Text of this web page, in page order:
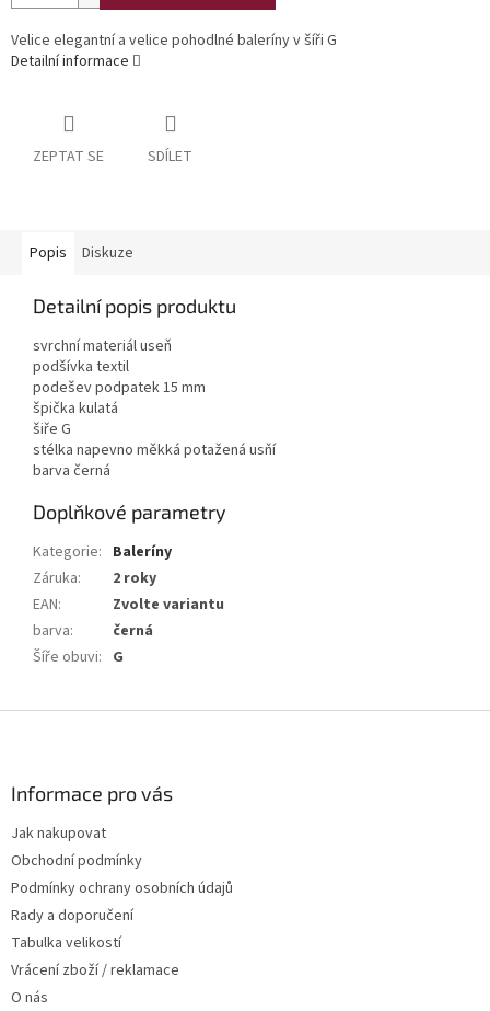
Velice elegantní a velice pohodlné baleríny v šíři G
Detailní informace
ZEPTAT SE SDÍLET
Popis Diskuze
Detailní popis produktu
svrchní materiál useň
podšívka textil
podešev podpatek 15 mm
špička kulatá
šiře G
stélka napevno měkká potažená usňí
barva černá
Doplňkové parametry
Kategorie: Baleríny
Záruka:
2 roky
EAN:
Zvolte variantu
barva:
černá
Šíře obuvi: G
Informace pro vás
Jak nakupovat
Obchodní podmínky
Podmínky ochrany osobních údajů
Rady a doporučení
Tabulka velikostí
Vrácení zboží / reklamace
O nás